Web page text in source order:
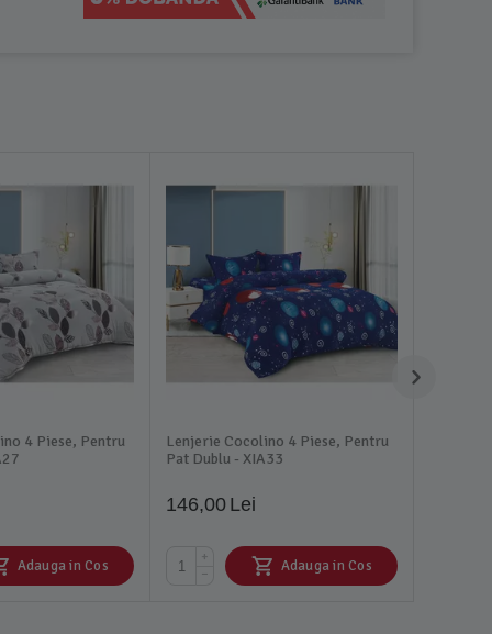
4 Piese, Pentru
Adauga in Cos
Lenjerie Cocolino 4 Piese, Pentru
Pat Dublu - XIA33
146,00 Lei
+
−
Adauga in Cos